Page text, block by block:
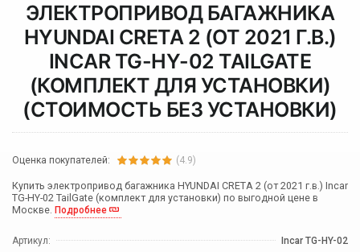
ЭЛЕКТРОПРИВОД БАГАЖНИКА
HYUNDAI CRETA 2 (ОТ 2021 Г.В.)
INCAR TG-HY-02 TAILGATE
(КОМПЛЕКТ ДЛЯ УСТАНОВКИ)
(СТОИМОСТЬ БЕЗ УСТАНОВКИ)
Оценка покупателей: (4.9)
Купить электропривод багажника HYUNDAI CRETA 2 (от 2021 г.в.) Incar
TG-HY-02 TailGate (комплект для установки) по выгодной цене в
Москве. Подробнее
Артикул:
Incar TG-HY-02